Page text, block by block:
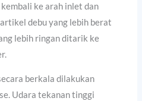
ke arah inlet dan
debu yang lebih berat
lebih ringan ditarik ke
berkala dilakukan
Udara tekanan tinggi